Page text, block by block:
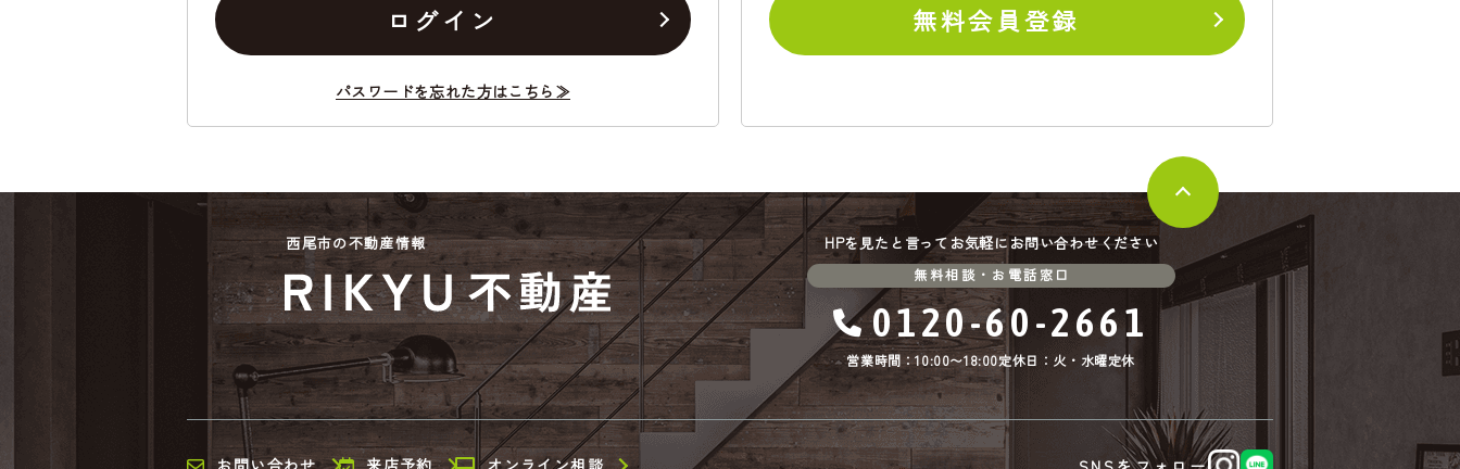
ログイン
パスワードを忘れた方はこちら≫
無料会員登録
西尾市の不動産情報 HPを見たと言ってお気軽にお問い合わせください
無料相談・お電話窓口
0120-60-2661
営業時間：10:00〜18:00定休日：火・水曜定休
お問い合わせ 来店予約 オンライン相談